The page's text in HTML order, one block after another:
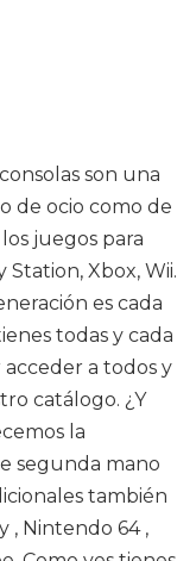
son una
de ocio como de
juegos para
Station, Xbox, Wii.
es cada
todas y cada
acceder a todos y
catálogo. ¿Y
la
segunda mano
también
, Nintendo 64 ,